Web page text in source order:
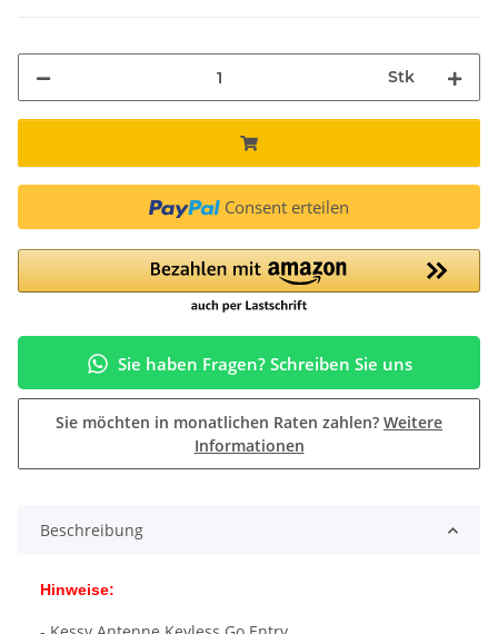
Stk
Consent erteilen
Sie haben Fragen? Schreiben Sie uns
Sie möchten in monatlichen Raten zahlen? Weitere
Informationen
Beschreibung
Hinweise: